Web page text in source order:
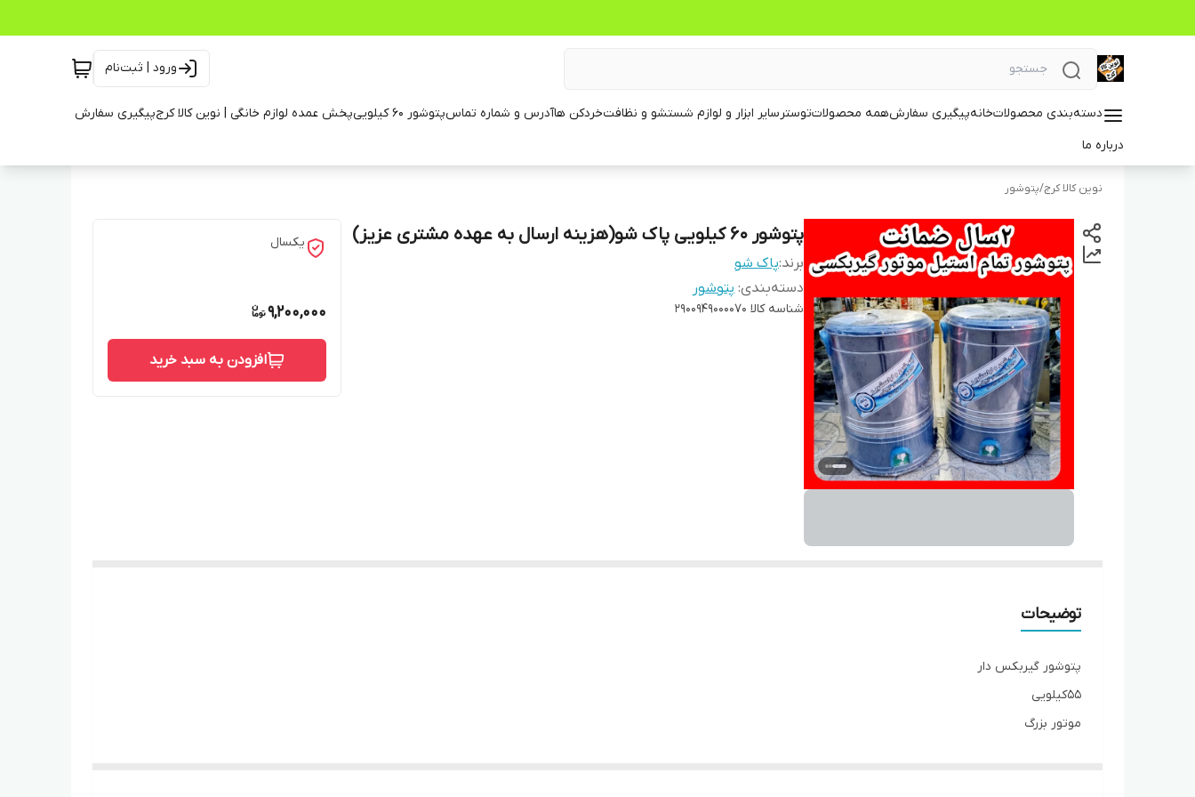
ورود | ثبت‌نام
دسته‌بندی محصولاتخانهپیگیری سفارشهمه محصولاتتوسترسایر ابزار و لوازم شستشو و نظافتخردکن هاآدرس و شماره تماسپتوشور ۶۰ کیلویی پخش عمده لوازم خانگی | نوین کالا کرجپیگیری سفارش
درباره ما
نوین کالا کرج/پتوشور
پتوشور ۶۰ کیلویی پاک شو(هزینه ارسال به عهده مشتری عزیز)
برند:پاک شو
دسته‌بندی: پتوشور
شناسه کالا 2900949000070
یکسال
9,200,000
افزودن به سبد خرید
توضیحات
پتوشور گیربکس دار
۵۵کیلویی
موتور بزرگ